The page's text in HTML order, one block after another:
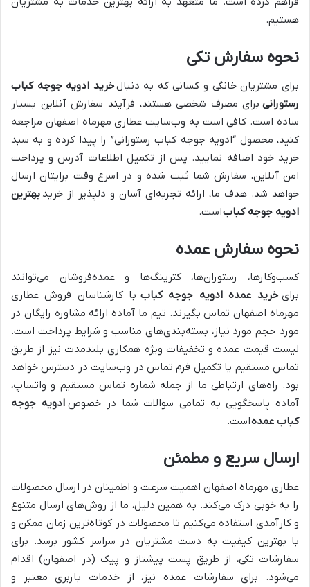
هستیم.
نحوه سفارش تکی
برای مشتریان خانگی و کسانی که به دنبالخرید ادویه جوجه کباب
رستورانی برای مصرف شخصی هستند، فرآیند سفارش آنلاین بسیار
ساده است. کافی است به وب‌سایت عطاری مهرماه اصفهان مراجعه
کنید، محصول “ادویه جوجه کباب رستورانی” را پیدا کرده و به سبد
خرید خود اضافه نمایید. پس از تکمیل اطلاعات آدرس و پرداخت
امن آنلاین، سفارش شما ثبت شده و در اسرع وقت برایتان ارسال
خواهد شد. هدف ما، ارائه تجربه‌ای آسان و دلپذیر از خرید بهترین
ادویه جوجه کباباست.
نحوه سفارش عمده
کسب‌وکارها، رستوران‌ها، کترینگ‌ها و عمده‌فروشان می‌توانند
برای خرید عمده ادویه جوجه کباب با کارشناسان فروش عطاری
مهرماه اصفهان تماس بگیرند. تیم ما آماده ارائه مشاوره رایگان در
مورد حجم مورد نیاز، بسته‌بندی‌های مناسب و شرایط پرداخت است.
لیست قیمت عمده و تخفیفات ویژه همکاری بلندمدت نیز از طریق
تماس مستقیم یا تکمیل فرم تماس در وب‌سایت در دسترس خواهد
بود. راه‌های ارتباطی ما از جمله شماره تماس مستقیم و واتساپ،
آماده پاسخگویی به تمامی سوالات شما در خصوص ادویه جوجه
کباب عمدهاست.
ارسال سریع و مطمئن
عطاری مهرماه اصفهان اهمیت سرعت و اطمینان در ارسال محصولات
را به خوبی درک می‌کند. به همین دلیل، ما از روش‌های ارسال متنوع
و کارآمدی استفاده می‌کنیم تا محصولات در کوتاه‌ترین زمان ممکن و
با بهترین کیفیت به دست مشتریان در سراسر کشور برسد. برای
سفارشات تکی، از طریق پست پیشتاز و پیک (در اصفهان) اقدام
می‌شود. برای سفارشات عمده نیز، از خدمات باربری معتبر و